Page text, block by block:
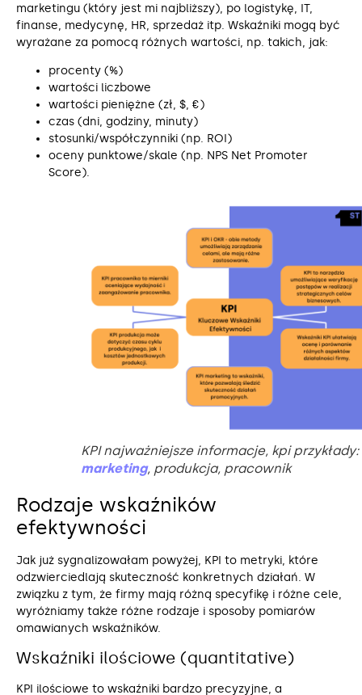
marketingu (który jest mi najbliższy), po logistykę, IT,
finanse, medycynę, HR, sprzedaż itp. Wskaźniki mogą być
wyrażane za pomocą różnych wartości, np. takich, jak:
procenty (%)
wartości liczbowe
wartości pieniężne (zł, $, €)
czas (dni, godziny, minuty)
stosunki/współczynniki (np. ROI)
oceny punktowe/skale (np. NPS Net Promoter
Score).
KPI najważniejsze informacje, kpi przykłady:
marketing, produkcja, pracownik
Rodzaje wskaźników
efektywności
Jak już sygnalizowałam powyżej, KPI to metryki, które
odzwierciedlają skuteczność konkretnych działań. W
związku z tym, że firmy mają różną specyfikę i różne cele,
wyróżniamy także różne rodzaje i sposoby pomiarów
omawianych wskaźników.
Wskaźniki ilościowe (quantitative)
KPI ilościowe to wskaźniki bardzo precyzyjne, a